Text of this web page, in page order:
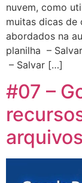
nuvem, como
muitas dicas de
abordados na
planilha –
– Salvar […]
#07 –